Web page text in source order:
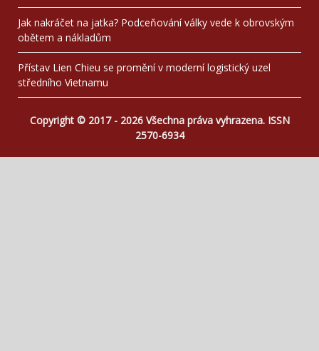
Jak nakráčet na jatka? Podceňování války vede k obrovským
obětem a nákladům
Přístav Lien Chieu se promění v moderní logistický uzel
středního Vietnamu
Copyright © 2017 - 2026 Všechna práva vyhrazena. ISSN
2570-6934